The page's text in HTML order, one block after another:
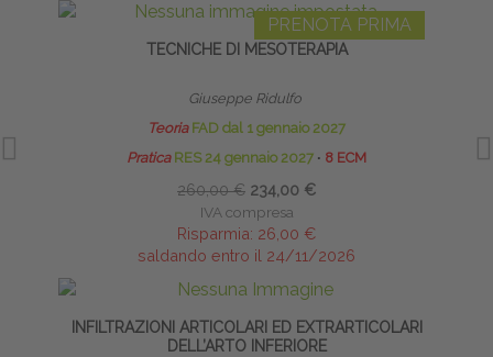
PRENOTA PRIMA
TECNICHE DI MESOTERAPIA
Giuseppe Ridulfo
Teoria FAD dal 1 gennaio 2027
PraticaRES 24 gennaio 2027 ∙ 8 ECM
260,00 € 234,00 €
IVA compresa
Risparmia: 26,00 €
saldando entro il 24/11/2026
INFILTRAZIONI ARTICOLARI ED EXTRARTICOLARI
DELL’ARTO INFERIORE